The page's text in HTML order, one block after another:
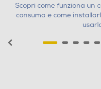
Scopri come funziona un
consuma e come